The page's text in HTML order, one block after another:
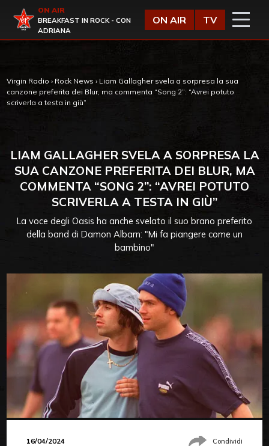
Virgin Radio
ON AIR
BREAKFAST IN ROCK - CON
ADRIANA
ON AIR TV
Virgin Radio › Rock News › Liam Gallagher svela a sorpresa la sua
canzone preferita dei Blur, ma commenta “Song 2”: “Avrei potuto
scriverla a testa in giù”
LIAM GALLAGHER SVELA A SORPRESA LA
SUA CANZONE PREFERITA DEI BLUR, MA
COMMENTA “SONG 2”: “AVREI POTUTO
SCRIVERLA A TESTA IN GIÙ”
La voce degli Oasis ha anche svelato il suo brano preferito
della band di Damon Albarn: "Mi fa piangere come un
bambino"
16/04/2024 Condividi